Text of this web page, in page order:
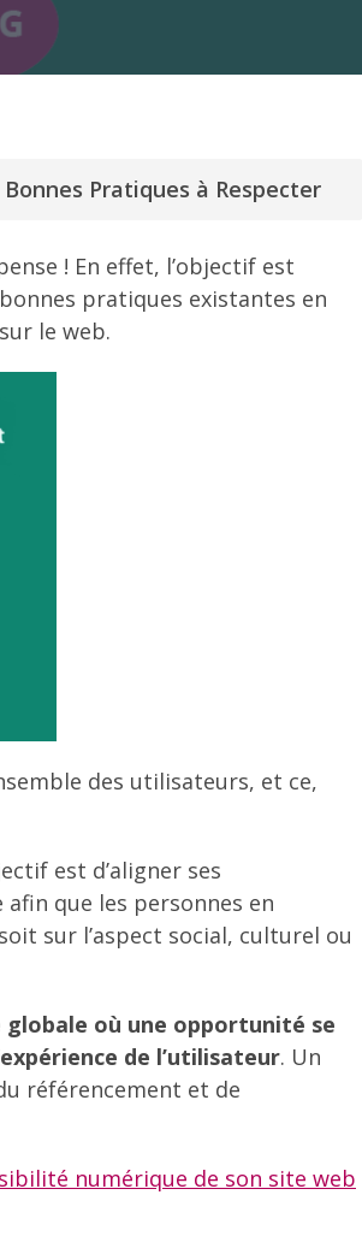
Pratiques à Respecter
! En effet, l’objectif est
pratiques existantes en
le web.
des utilisateurs, et ce,
est d’aligner ses
que les personnes en
sur l’aspect social, culturel ou
globale où une opportunité se
de l’utilisateur. Un
référencement et de
numérique de son site web